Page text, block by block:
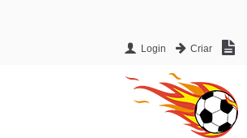
Login Criar